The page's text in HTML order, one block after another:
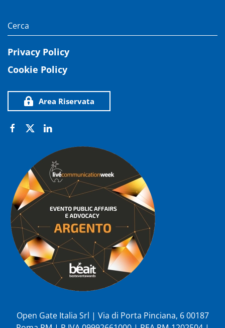
Privacy Policy
Cookie Policy
Area Riservata
Open Gate Italia Srl | Via di Porta Pinciana, 6 00187